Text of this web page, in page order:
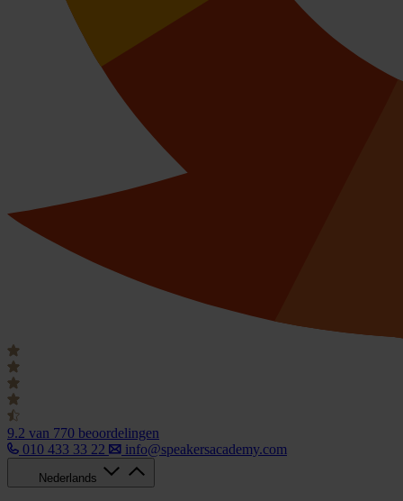
9.2 van 770 beoordelingen
010 433 33 22
info@speakersacademy.com
Nederlands